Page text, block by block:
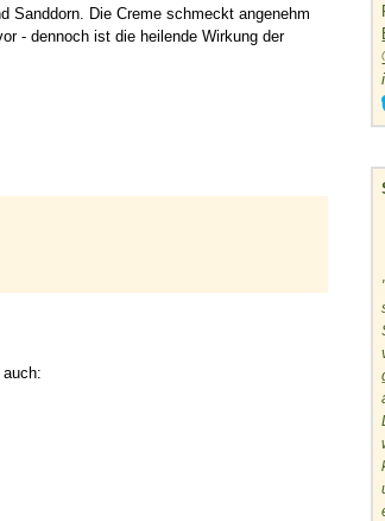
Sanddorn. Die Creme schmeckt angenehm
- dennoch ist die heilende Wirkung der